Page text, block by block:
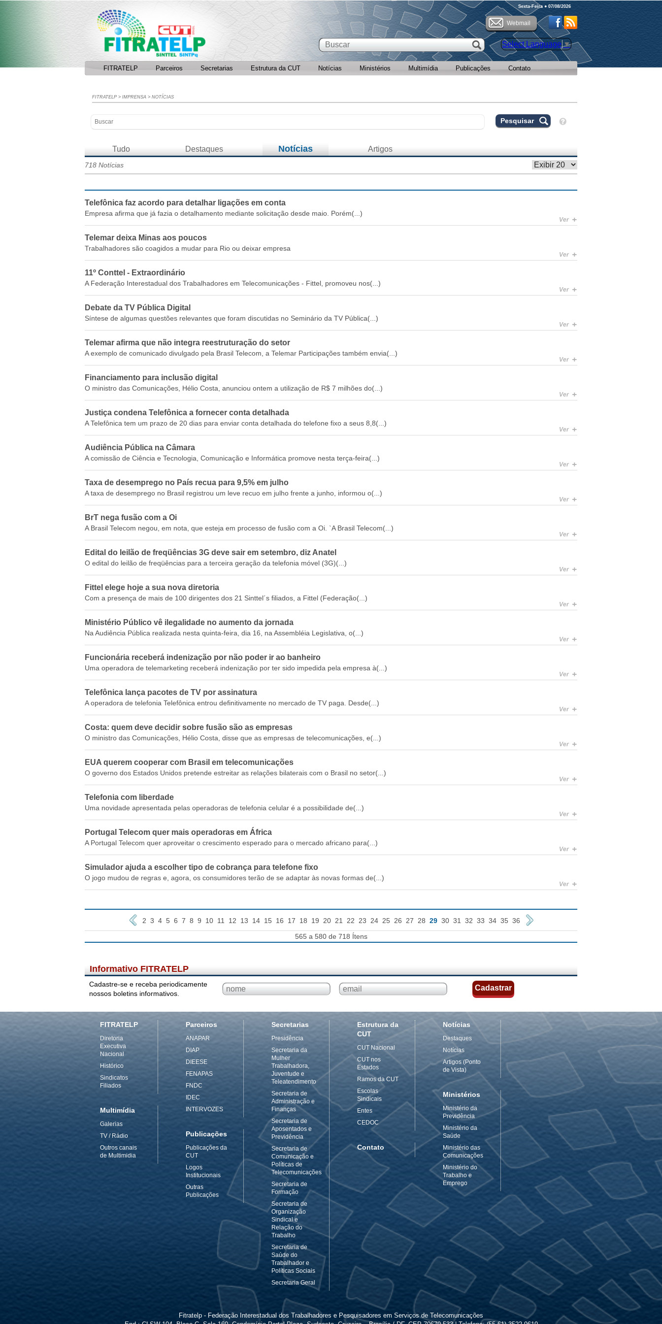
Sexta-Feira ● 07/08/2026
Webmail
Select Language ▼
FITRATELP Parceiros Secretarias Estrutura da CUT Notícias Ministérios Multimídia Publicações Contato
FITRATELP > IMPRENSA > NOTÍCIAS
Tudo Destaques Notícias Artigos
718 Notícias
Telefônica faz acordo para detalhar ligações em conta
Empresa afirma que já fazia o detalhamento mediante solicitação desde maio. Porém(...)
Ver +
Telemar deixa Minas aos poucos
Trabalhadores são coagidos a mudar para Rio ou deixar empresa
Ver +
11º Conttel - Extraordinário
A Federação Interestadual dos Trabalhadores em Telecomunicações - Fittel, promoveu nos(...)
Ver +
Debate da TV Pública Digital
Síntese de algumas questões relevantes que foram discutidas no Seminário da TV Pública(...)
Ver +
Telemar afirma que não integra reestruturação do setor
A exemplo de comunicado divulgado pela Brasil Telecom, a Telemar Participações também envia(...)
Ver +
Financiamento para inclusão digital
O ministro das Comunicações, Hélio Costa, anunciou ontem a utilização de R$ 7 milhões do(...)
Ver +
Justiça condena Telefônica a fornecer conta detalhada
A Telefônica tem um prazo de 20 dias para enviar conta detalhada do telefone fixo a seus 8,8(...)
Ver +
Audiência Pública na Câmara
A comissão de Ciência e Tecnologia, Comunicação e Informática promove nesta terça-feira(...)
Ver +
Taxa de desemprego no País recua para 9,5% em julho
A taxa de desemprego no Brasil registrou um leve recuo em julho frente a junho, informou o(...)
Ver +
BrT nega fusão com a Oi
A Brasil Telecom negou, em nota, que esteja em processo de fusão com a Oi. `A Brasil Telecom(...)
Ver +
Edital do leilão de freqüências 3G deve sair em setembro, diz Anatel
O edital do leilão de freqüências para a terceira geração da telefonia móvel (3G)(...)
Ver +
Fittel elege hoje a sua nova diretoria
Com a presença de mais de 100 dirigentes dos 21 Sinttel´s filiados, a Fittel (Federação(...)
Ver +
Ministério Público vê ilegalidade no aumento da jornada
Na Audiência Pública realizada nesta quinta-feira, dia 16, na Assembléia Legislativa, o(...)
Ver +
Funcionária receberá indenização por não poder ir ao banheiro
Uma operadora de telemarketing receberá indenização por ter sido impedida pela empresa à(...)
Ver +
Telefônica lança pacotes de TV por assinatura
A operadora de telefonia Telefônica entrou definitivamente no mercado de TV paga. Desde(...)
Ver +
Costa: quem deve decidir sobre fusão são as empresas
O ministro das Comunicações, Hélio Costa, disse que as empresas de telecomunicações, e(...)
Ver +
EUA querem cooperar com Brasil em telecomunicações
O governo dos Estados Unidos pretende estreitar as relações bilaterais com o Brasil no setor(...)
Ver +
Telefonia com liberdade
Uma novidade apresentada pelas operadoras de telefonia celular é a possibilidade de(...)
Ver +
Portugal Telecom quer mais operadoras em África
A Portugal Telecom quer aproveitar o crescimento esperado para o mercado africano para(...)
Ver +
Simulador ajuda a escolher tipo de cobrança para telefone fixo
O jogo mudou de regras e, agora, os consumidores terão de se adaptar às novas formas de(...)
Ver +
2 3 4 5 6 7 8 9 10 11 12 13 14 15 16 17 18 19 20 21 22 23 24 25 26 27 28 29 30 31 32 33 34 35 36
565 a 580 de 718 Ítens
Informativo FITRATELP
Cadastre-se e receba periodicamente
nossos boletins informativos.
FITRATELP
Diretoria
Executiva
Nacional
Histórico
Sindicatos
Filiados
Parceiros
ANAPAR
DIAP
DIEESE
FENAPAS
FNDC
IDEC
INTERVOZES
Secretarias
Presidência
Secretaria da
Mulher
Trabalhadora,
Juventude e
Teleatendimento
Secretaria de
Administração e
Finanças
Secretaria de
Aposentados e
Previdência
Secretaria de
Comunicação e
Políticas de
Telecomunicações
Secretaria de
Formação
Secretaria de
Organização
Sindical e
Relação do
Trabalho
Secretaria de
Saúde do
Trabalhador e
Políticas Sociais
Secretaria Geral
Estrutura da
CUT
CUT Nacional
CUT nos
Estados
Ramos da CUT
Escolas
Sindicais
Entes
CEDOC
Notícias
Destaques
Notícias
Artigos (Ponto
de Vista)
Ministérios
Ministério da
Previdência
Ministério da
Saúde
Ministério das
Comunicações
Ministério do
Trabalho e
Emprego
Multimídia
Galerias
TV / Rádio
Outros canais
de Multimidia
Publicações
Publicações da
CUT
Logos
Institucionais
Outras
Publicações
Contato
Fitratelp - Federação Interestadual dos Trabalhadores e Pesquisadores em Serviços de Telecomunicações